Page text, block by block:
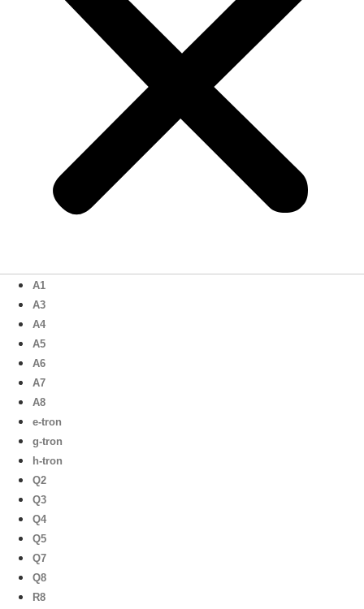
A1
A3
A4
A5
A6
A7
A8
e-tron
g-tron
h-tron
Q2
Q3
Q4
Q5
Q7
Q8
R8